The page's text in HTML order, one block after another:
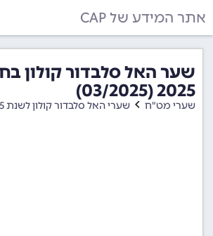
אתר המידע של CAP
שער האל סלבדור קולון
2025 (03/2025)
שערי מט"ח שערי האל סלבדור קולון לשנת 2025